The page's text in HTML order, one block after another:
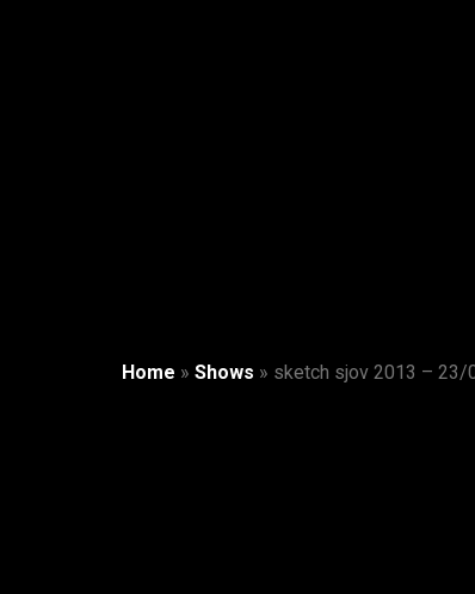
Home » Shows » sketch sjov 2013 – 23/